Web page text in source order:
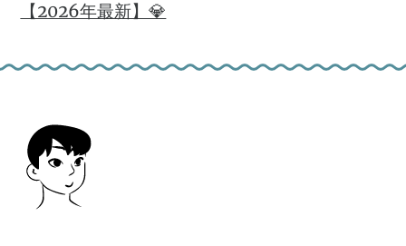
【2026年最新】💎